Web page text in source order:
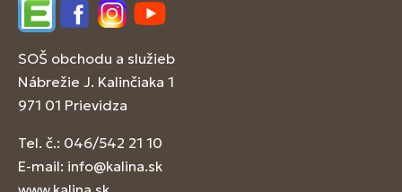
EdupageFacebookInstagram
YouTube
SOŠ obchodu a služieb
Nábrežie J. Kalinčiaka 1
971 01 Prievidza
Tel. č.: 046/542 21 10
E-mail: info@kalina.sk